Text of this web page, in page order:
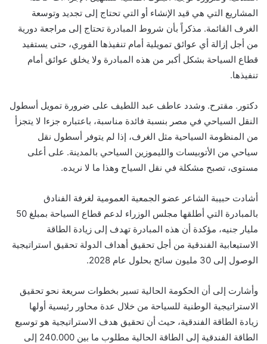
المشاريع التي هي قيد الإنشاء أو التي تحتاج إلى تجديد وتوسعة
الغرف القائمة. مذكراً بأن شروط المبادرة تحتاج إلى مراجعة دورية
من أجل إزالة أي عوائق تمويلية أمام تنفيذها الفوري، حتى يستفيد
قطاع السياحة بشكل أكبر من هذه المبادرة ولا يخلق عوائق أمام
تنفيذها.
دكتور. مقترح. وشدد عاطف عبد اللطيف على ضرورة تمويل أسطول
النقل السياحي في مصر بنسبة فائدة مناسبة، باعتباره جزءا لا يتجزأ
من المنظومة السياحية مثل الغرف، إذا لم يتوفر أسطول نقل
سياحي من الأتوبيسات والليموزين السياحي بالمدينة. على أعلى
مستوى، تصبح مشكلة في نقل السياح وهذا ما لا نريده.
أشادت حبيبة الشاعر عضو الجمعية العمومية لغرفة الفنادق
بالمبادرة التي أطلقها مجلس الوزراء لدعم قطاع السياحة بمبلغ 50
مليار جنيه، مؤكدة أن هذه المبادرة تهدف إلى زيادة الطاقة
الاستيعابية الفندقية من أجل تحقيق أهداف الدولة تحقيق استراتيجية
الوصول إلى 30 مليون سائح بحلول عام 2028.
وأشارت إلى أن الحكومة الحالية تسير بخطوات سريعة نحو تحقيق
الاستراتيجية الوطنية للسياحة من خلال عدة محاور رئيسية أولها
زيادة الطاقة الفندقية، حيث أن تحقيق هدف الاستراتيجية هو توسيع
الطاقة الفندقية إلى الطاقة الحالية مطلوب ما بين 240.000 إلى